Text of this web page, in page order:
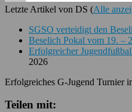
Letzte Artikel von DS (Alle
SGSO verteidigt den
Beselich Pokal vom 19. –
Erfolgreicher
2026
Erfolgreiches G-Jugend Turnier
Teilen mit: